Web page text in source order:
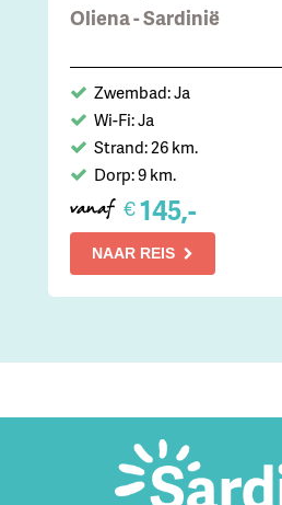
Oliena - Sardinië
Zwembad: Ja
Wi-Fi: Ja
Strand: 26 km.
Dorp: 9 km.
vanaf €145,-
NAAR REIS